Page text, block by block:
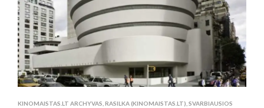
KINOMAISTAS.LT ARCHYVAS RASILKA (KINOMAISTAS.LT) SVARBIAUSIOS